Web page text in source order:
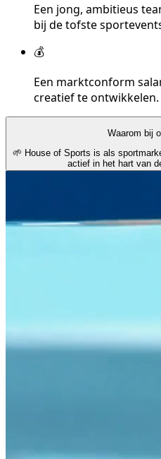
Een jong, ambitieus
bij de tofste
💰
Een marktconform
creatief te ontwikkelen.
Waarom bij
🌱 House of Sports is als
actief in het hart van